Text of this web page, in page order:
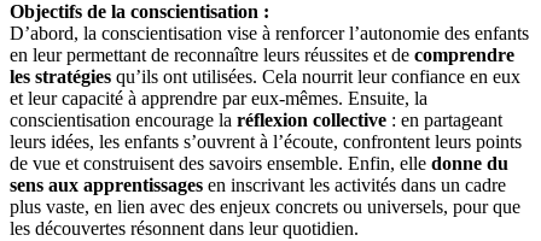
Objectifs de la conscientisation :
D’abord, la conscientisation vise à renforcer l’autonomie des enfants
en leur permettant de reconnaître leurs réussites et de comprendre
les stratégies qu’ils ont utilisées. Cela nourrit leur confiance en eux
et leur capacité à apprendre par eux-mêmes. Ensuite, la
conscientisation encourage la réflexion collective : en partageant
leurs idées, les enfants s’ouvrent à l’écoute, confrontent leurs points
de vue et construisent des savoirs ensemble. Enfin, elle donne du
sens aux apprentissages en inscrivant les activités dans un cadre
plus vaste, en lien avec des enjeux concrets ou universels, pour que
les découvertes résonnent dans leur quotidien.